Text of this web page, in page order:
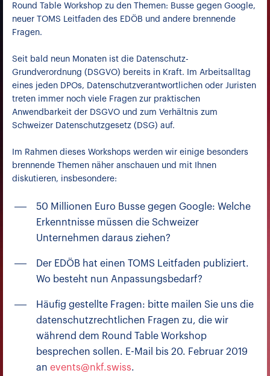
Round Table Workshop zu den Themen: Busse gegen Google,
neuer TOMS Leitfaden des EDÖB und andere brennende
Fragen.
Seit bald neun Monaten ist die Datenschutz-
Grundverordnung (DSGVO) bereits in Kraft. Im Arbeitsalltag
eines jeden DPOs, Datenschutzverantwortlichen oder Juristen
treten immer noch viele Fragen zur praktischen
Anwendbarkeit der DSGVO und zum Verhältnis zum
Schweizer Datenschutzgesetz (DSG) auf.
Im Rahmen dieses Workshops werden wir einige besonders
brennende Themen näher anschauen und mit Ihnen
diskutieren, insbesondere:
50 Millionen Euro Busse gegen Google: Welche
Erkenntnisse müssen die Schweizer
Unternehmen daraus ziehen?
Der EDÖB hat einen TOMS Leitfaden publiziert.
Wo besteht nun Anpassungsbedarf?
Häufig gestellte Fragen: bitte mailen Sie uns die
datenschutzrechtlichen Fragen zu, die wir
während dem Round Table Workshop
besprechen sollen. E-Mail bis 20. Februar 2019
an events@nkf.swiss.